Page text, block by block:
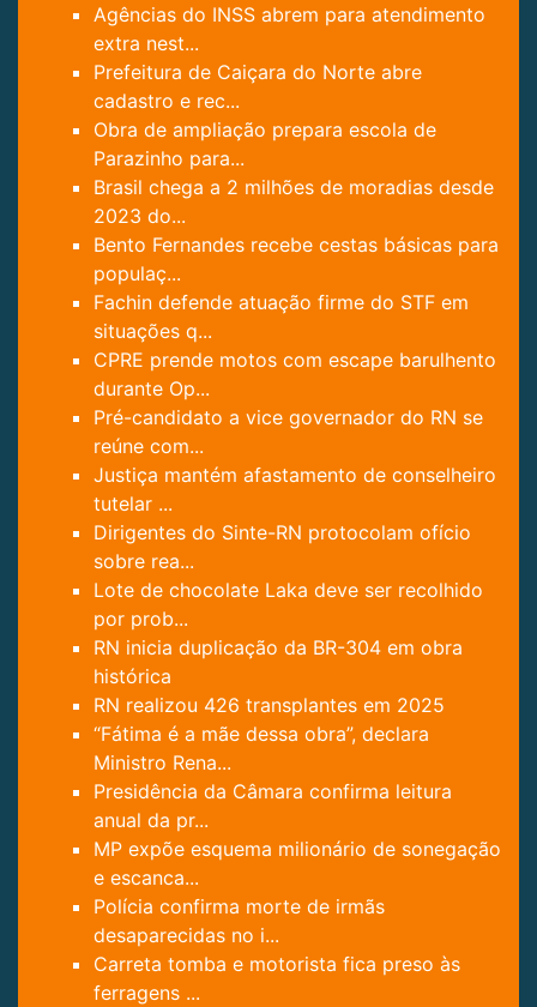
Agências do INSS abrem para atendimento
extra nest...
Prefeitura de Caiçara do Norte abre
cadastro e rec...
Obra de ampliação prepara escola de
Parazinho para...
Brasil chega a 2 milhões de moradias desde
2023 do...
Bento Fernandes recebe cestas básicas para
populaç...
Fachin defende atuação firme do STF em
situações q...
CPRE prende motos com escape barulhento
durante Op...
Pré-candidato a vice governador do RN se
reúne com...
Justiça mantém afastamento de conselheiro
tutelar ...
Dirigentes do Sinte-RN protocolam ofício
sobre rea...
Lote de chocolate Laka deve ser recolhido
por prob...
RN inicia duplicação da BR-304 em obra
histórica
RN realizou 426 transplantes em 2025
“Fátima é a mãe dessa obra”, declara
Ministro Rena...
Presidência da Câmara confirma leitura
anual da pr...
MP expõe esquema milionário de sonegação
e escanca...
Polícia confirma morte de irmãs
desaparecidas no i...
Carreta tomba e motorista fica preso às
ferragens ...